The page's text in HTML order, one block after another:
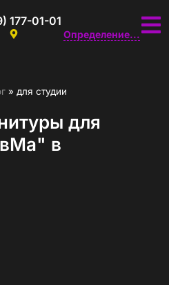
177-01-01
Определение...
» для студии
для
в